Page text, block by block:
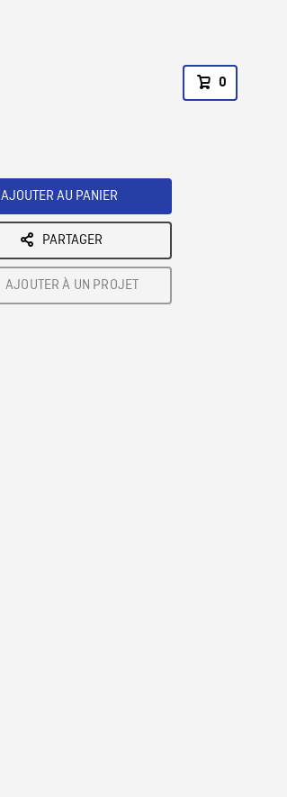
0
AJOUTER AU PANIER
PARTAGER
AJOUTER À UN PROJET